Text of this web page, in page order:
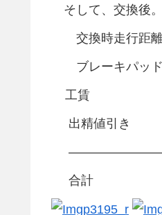
そして、交換後。
交換時走行距離
ブレーキパッ
工賃
出精値
合計